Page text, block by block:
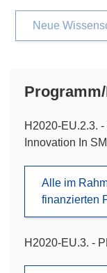
Neue
H2020-EU.2.3.
Innovation In
Alle im
finanzierten
H2020-EU.3. -